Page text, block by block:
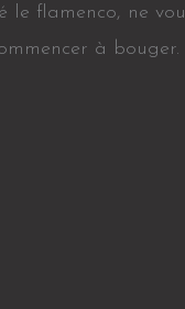
le flamenco, ne
à bouger.